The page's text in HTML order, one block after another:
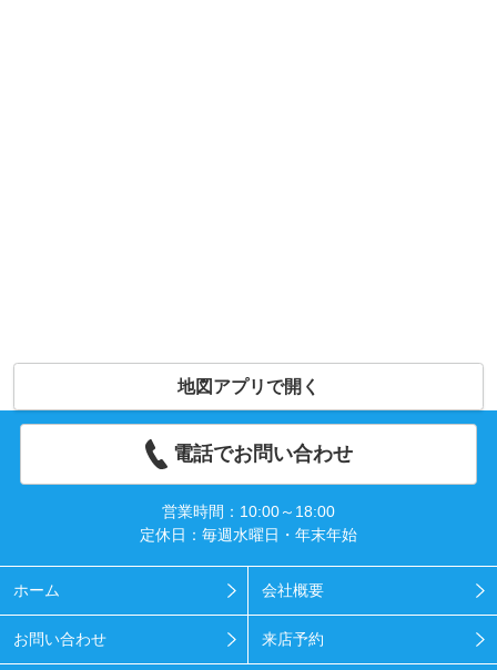
地図アプリで開く
電話でお問い合わせ
営業時間：10:00～18:00
定休日：毎週水曜日・年末年始
ホーム 会社概要
お問い合わせ 来店予約